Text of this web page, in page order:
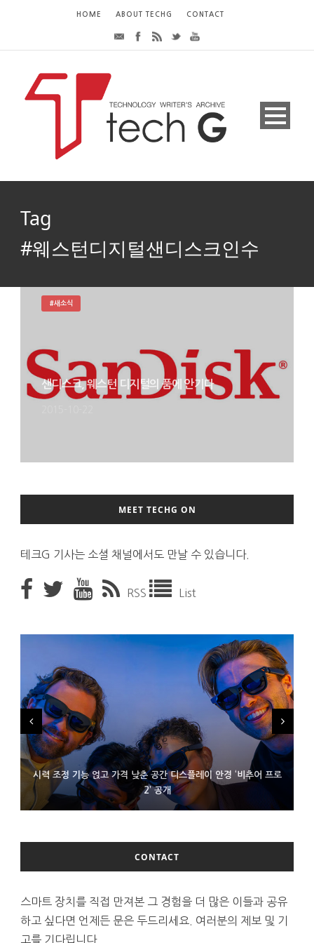
HOME ABOUT TECHG CONTACT
Tag
#웨스턴디지털샌디스크인수
샌디스크, 웨스턴 디지털의 품에 안기다
#새소식
MEET TECHG ON
테크G 기사는 소셜 채널에서도 만날 수 있습니다.
RSS List
시력 조정 기능 얹고 가격 낮춘 공간 디스플레이 안경 ‘비추어 프로
2’ 공개
D램 부족에 10억달러어치 아이폰18 프로세서 패키징 대기 중
300~400달러 반지형 스피커 준비하는 오픈AI
CONTACT
스마트 장치를 직접 만져본 그 경험을 더 많은 이들과 공유
하고 싶다면 언제든 문은 두드리세요. 여러분의 제보 및 기
고를 기다립니다.